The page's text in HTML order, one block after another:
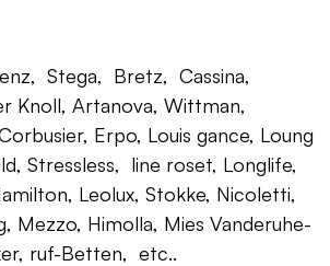
Stega, Bretz, Cassina,
Knoll, Artanova, Wittman,
Erpo, Louis gance, Loung
Stressless, line roset, Longlife,
Leolux, Stokke, Nicoletti,
Mezzo, Himolla, Mies Vanderuhe-
ruf-Betten, etc..